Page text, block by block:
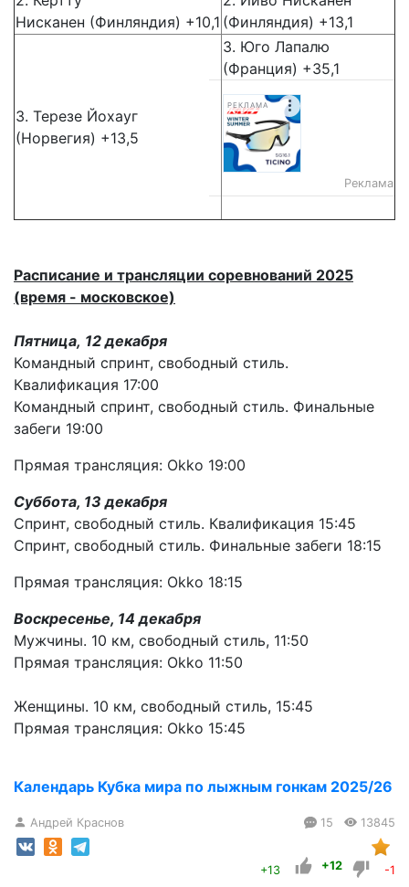
Нисканен (Финляндия) +10,1 (Финляндия) +13,1
3. Терезе Йохауг
(Норвегия) +13,5
3. Юго Лапалю
(Франция) +35,1
РЕКЛАМА
Реклама
Расписание и трансляции соревнований 2025
(время - московское)
Пятница, 12 декабря
Командный спринт, свободный стиль.
Квалификация 17:00
Командный спринт, свободный стиль. Финальные
забеги 19:00
Прямая трансляция: Okko 19:00
Суббота, 13 декабря
Спринт, свободный стиль. Квалификация 15:45
Спринт, свободный стиль. Финальные забеги 18:15
Прямая трансляция: Okko 18:15
Воскресенье, 14 декабря
Мужчины. 10 км, свободный стиль, 11:50
Прямая трансляция: Okko 11:50
Женщины. 10 км, свободный стиль, 15:45
Прямая трансляция: Okko 15:45
Календарь Кубка мира по лыжным гонкам 2025/26
Андрей Краснов 15 13845
+13 +12 -1